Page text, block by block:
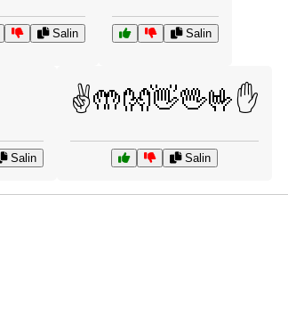
Salin Salin
Salin
✌️🤲👐👋🖖🤟✋
Salin